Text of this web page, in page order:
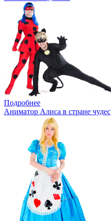
Подробнее
Аниматор Алиса в стране чудес